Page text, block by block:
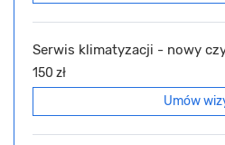
Serwis klimatyzacji - nowy
150 zł
Umów